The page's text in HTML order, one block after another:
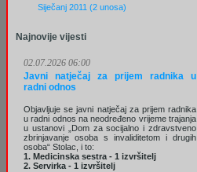
Siječanj 2011 (2 unosa)
Najnovije vijesti
02.07.2026 06:00
Javni natječaj za prijem radnika u
radni odnos
Objavljuje se javni natječaj za prijem radnika
u radni odnos na neodređeno vrijeme trajanja
u ustanovi „Dom za socijalno i zdravstveno
zbrinjavanje osoba s invaliditetom i drugih
osoba“ Stolac, i to:
1. Medicinska sestra - 1 izvršitelj
2. Servirka - 1 izvršitelj